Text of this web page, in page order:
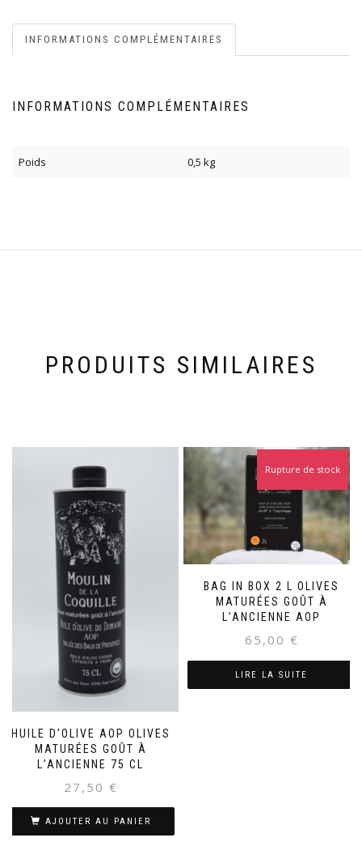
INFORMATIONS COMPLÉMENTAIRES
INFORMATIONS COMPLÉMENTAIRES
Poids 0,5 kg
PRODUITS SIMILAIRES
HUILE D’OLIVE AOP OLIVES
MATURÉES GOÛT À
L’ANCIENNE 75 CL
27,50 €
AJOUTER AU PANIER
BAG IN BOX 2 L OLIVES
MATURÉES GOÛT À
L’ANCIENNE AOP
65,00 €
Rupture de stock
LIRE LA SUITE